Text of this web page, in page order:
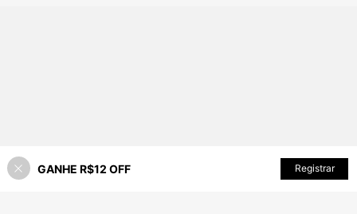
ADICIONAR AO CARRINHO
GANHE R$12 OFF Registrar